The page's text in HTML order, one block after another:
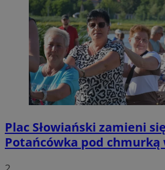
Plac Słowiański zamieni
Potańcówka pod chmurką